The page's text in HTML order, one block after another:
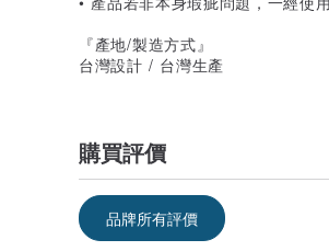
『產地/製造方式』
台灣設計 / 台灣生產
購買評價
品牌所有評價